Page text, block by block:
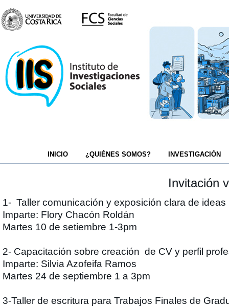
INICIO ¿QUIÉNES SOMOS? INVESTIGACIÓN
Invitación
1- Taller comunicación y exposición clara de ideas
Imparte: Flory Chacón Roldán
Martes 10 de setiembre 1-3pm
2- Capacitación sobre creación de CV y perfil
Imparte: Silvia Azofeifa Ramos
Martes 24 de septiembre 1 a 3pm
3-Taller de escritura para Trabajos Finales de